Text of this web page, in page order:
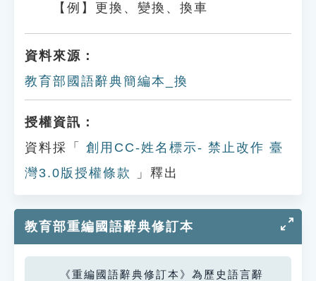
【例】更換、變換、換車
資料來源：
教育部國語辭典簡編本_換
授權資訊：
資料採「
創用CC-姓名標示- 禁止改作 臺
灣3.0版授權條款
」釋出
教育部重編國語辭典修訂本
《重編國語辭典修訂本》為歷史語言辭